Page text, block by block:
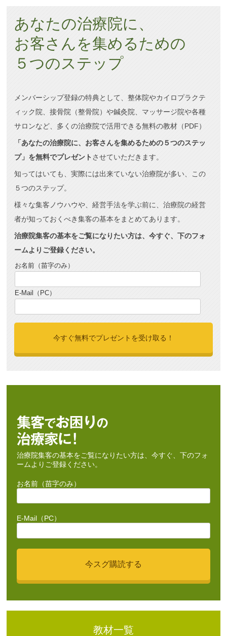
あなたの治療院に、
お客さんを集めるための
５つのステップ
メンバーシップ登録の特典として、整体院やカイロプラクテ
ィック院、接骨院（整骨院）や鍼灸院、マッサージ院や各種
サロンなど、多くの治療院で活用できる無料の教材（PDF）
「あなたの治療院に、お客さんを集めるための５つのステッ
プ」を無料でプレゼント させていただきます。
知ってはいても、実際には出来ていない治療院が多い、この
５つのステップ。
様々な集客ノウハウや、経営手法を学ぶ前に、治療院の経営
者が知っておくべき集客の基本をまとめてあります。
治療院集客の基本をご覧になりたい方は、今すぐ、下のフォ
ームよりご登録ください。
お名前（苗字のみ）
E-Mail（PC）
治療院集客の基本をご覧になりたい方は、今すぐ、下のフォ
ームよりご登録ください。
お名前（苗字のみ）
E-Mail（PC）
教材一覧